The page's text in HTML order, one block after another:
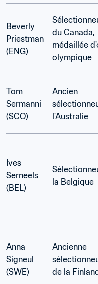
Beverly
Priestman
(ENG)
du Canada,
médaillée
olympique
Tom
Sermanni
(SCO)
Ancien
l'Australie
Ives
Serneels
(BEL)
la Belgique
Anna
Signeul
(SWE)
Ancienne
de la